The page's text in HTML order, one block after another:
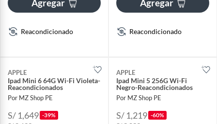
Agregar
Reacondicionado
Agregar
Reacondicionado
APPLE
Ipad Mini 6 64G Wi-Fi Violeta-
Reacondicionados
Por MZ Shop PE
S/ 1,649 -39%
APPLE
Ipad Mini 5 256G Wi-Fi
Negro-Reacondicionados
Por MZ Shop PE
S/ 1,219 -60%